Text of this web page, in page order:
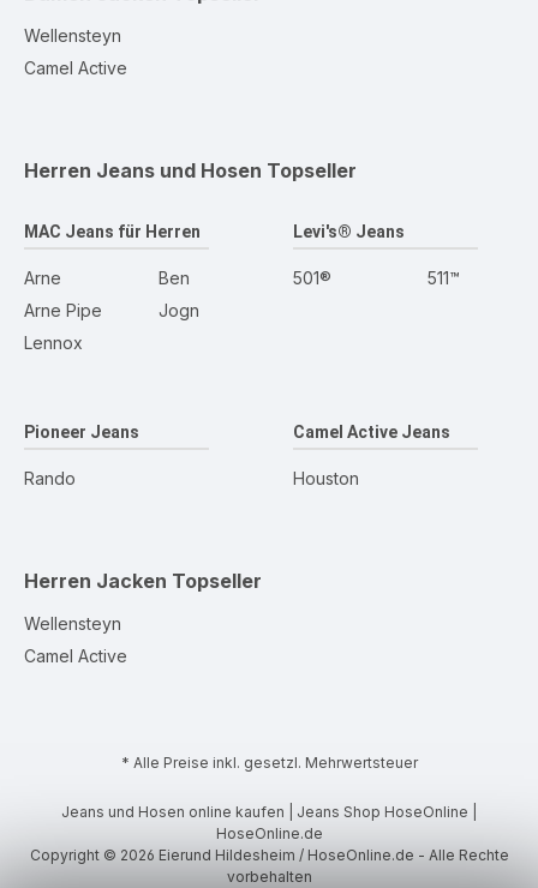
Wellensteyn
Camel Active
Herren Jeans und Hosen Topseller
MAC Jeans für Herren
Arne
Arne Pipe
Lennox
Ben
Jogn
Levi's® Jeans
501® 511™
Pioneer Jeans
Rando
Camel Active Jeans
Houston
Herren Jacken Topseller
Wellensteyn
Camel Active
* Alle Preise inkl. gesetzl. Mehrwertsteuer
Jeans und Hosen online kaufen | Jeans Shop HoseOnline |
HoseOnline.de
Copyright © 2026 Eierund Hildesheim / HoseOnline.de - Alle Rechte
vorbehalten